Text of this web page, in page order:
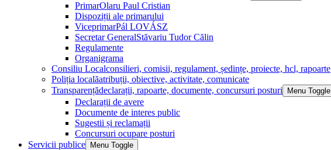
PrimarOlaru Paul Cristian
Dispoziții ale primarului
ViceprimarPál LOVÁSZ
Secretar GeneralStăvariu Tudor Călin
Regulamente
Organigrama
Consiliu Localconsilieri, comisii, regulament, ședințe, proiecte, hcl, rapoarte
Poliția localăatribuții, obiective, activitate, comunicate
Transparențădeclarații, rapoarte, documente, concursuri posturi Menu Toggle
Declarații de avere
Documente de interes public
Sugestii și reclamații
Concursuri ocupare posturi
Servicii publice
Menu Toggle